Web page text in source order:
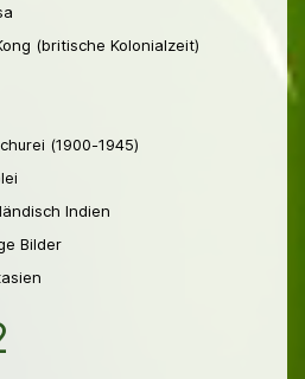
(britische Kolonialzeit)
(1900-1945)
Indien
Bilder